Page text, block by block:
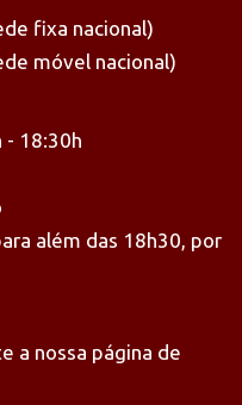
fixa nacional)
móvel nacional)
- 18:30h
além das 18h30, por
a nossa página de